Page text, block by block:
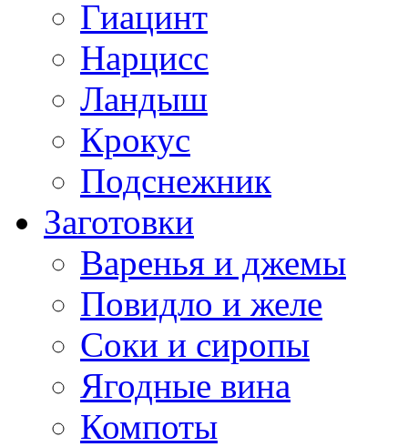
Гиацинт
Нарцисс
Ландыш
Крокус
Подснежник
Заготовки
Варенья и джемы
Повидло и желе
Соки и сиропы
Ягодные вина
Компоты